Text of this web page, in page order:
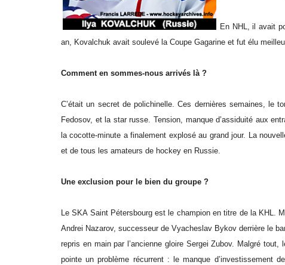
En NHL, il avait
an, Kovalchuk avait soulevé la Coupe Gagarine et fut élu
Comment en sommes-nous arrivés là ?
C’était un secret de polichinelle. Ces dernières semaines, le
Fedosov, et la star russe. Tension, manque d’assiduité aux
la cocotte-minute a finalement explosé au grand jour. La
et de tous les amateurs de hockey en Russie.
Une exclusion pour le bien du groupe ?
Le SKA Saint Pétersbourg est le champion en titre de la KHL.
Andrei Nazarov, successeur de Vyacheslav Bykov derrière le
repris en main par l’ancienne gloire Sergei Zubov. Malgré
pointe un problème récurrent : le manque d’investissement